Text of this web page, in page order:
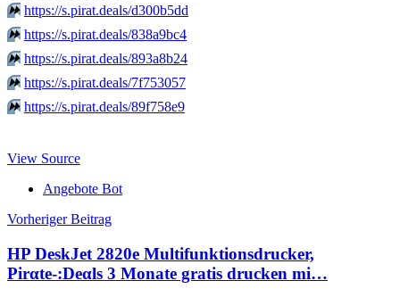
⏩️ https://s.pirat.deals/d300b5dd
⏩️ https://s.pirat.deals/838a9bc4
⏩️ https://s.pirat.deals/893a8b24
⏩️ https://s.pirat.deals/7f753057
⏩️ https://s.pirat.deals/89f758e9
View Source
Angebote Bot
Beitragsnavigation
Vorheriger Beitrag
HP DeskJet 2820e Multifunktionsdrucker,
Pirαtе-:Dеαls 3 Monate gratis drucken mi…